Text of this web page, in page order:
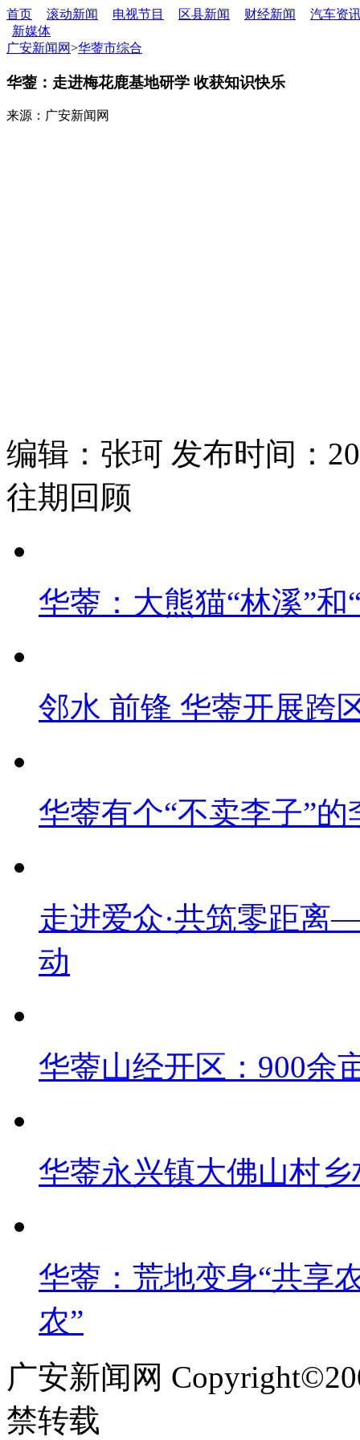
首页 滚动新闻 电视节目 区县新闻 财经新闻
汽车资
新媒体
广安新闻网>华蓥市综合
华蓥：走进梅花鹿基地研学 收获知识快乐
来源：广安新闻网
编辑：张珂 发布时间：
往期回顾
华蓥：大熊猫“林溪”
邻水 前锋 华蓥开展跨
华蓥有个“不卖李子”的
走进爱众·共筑零距
动
华蓥山经开区：900余
华蓥永兴镇大佛山村
华蓥：荒地变身“共享
农”
广安新闻网
禁转载